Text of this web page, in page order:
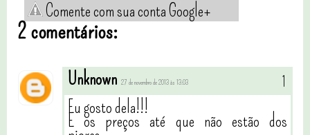
Comente com sua conta Google+
2 comentários:
Unknown 27 de novembro de 2013 às 13:03
Eu gosto dela!!!
E os preços até que não estão dos